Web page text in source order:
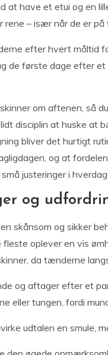
at have et etui og en
– især når de er på
efter hvert måltid
de første dage efter
om aftenen, så
disciplin at huske at
bliver det hurtigt
og at
justeringer i
og
skånsom og sikker
fleste oplever en vis
da tænderne
og aftager efter et
eller tungen, fordi
udtalen en smule,